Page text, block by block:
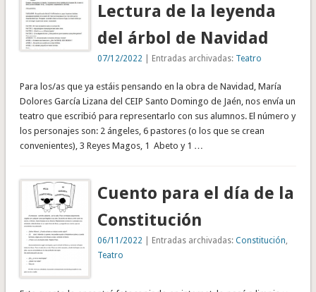
Lectura de la leyenda
del árbol de Navidad
07/12/2022 | Entradas archivadas: Teatro
Para los/as que ya estáis pensando en la obra de Navidad, María
Dolores García Lizana del CEIP Santo Domingo de Jaén, nos envía un
teatro que escribió para representarlo con sus alumnos. El número y
los personajes son: 2 ángeles, 6 pastores (o los que se crean
convenientes), 3 Reyes Magos, 1 Abeto y 1 …
Cuento para el día de la
Constitución
06/11/2022 | Entradas archivadas:Constitución
Teatro